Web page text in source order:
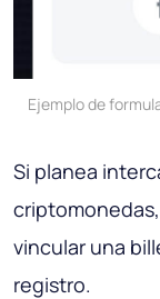
Ejemplo de
Si planea
vincular una
registro.